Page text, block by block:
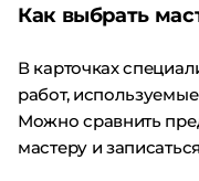
Как выбрать
В карточках
работ,
Можно сравнить
мастеру и